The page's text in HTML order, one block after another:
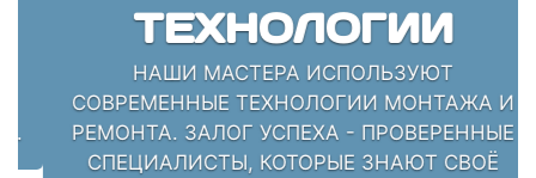
ТЕХНОЛОГИИ
НАШИ МАСТЕРА ИСПОЛЬЗУЮТ
СОВРЕМЕННЫЕ ТЕХНОЛОГИИ МОНТАЖА И
РЕМОНТА. ЗАЛОГ УСПЕХА - ПРОВЕРЕННЫЕ
СПЕЦИАЛИСТЫ, КОТОРЫЕ ЗНАЮТ СВОЁ